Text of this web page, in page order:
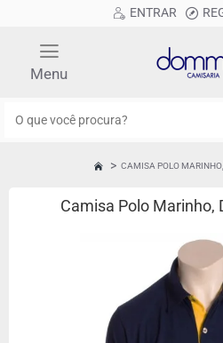
ENTRAR
CAMISA POLO
Camisa Polo Marinho,